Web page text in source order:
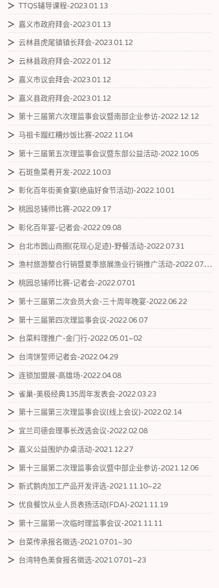
＞ TTQS辅导课程-2023.01.13
＞ 嘉义市政府拜会-2023.01.13
＞ 云林县虎尾镇镇长拜会-2023.01.12
＞ 云林县政府拜会-2022.01.12
＞ 嘉义市议会拜会-2023.01.12
＞ 嘉义县政府拜会-2023.01.12
＞ 第十三届第六次理监事会议暨南部企业参访-2022.12.12
＞ 马祖卡蹓红糟炒饭比赛-2022.11.04
＞ 第十三届第五次理监事会议暨东部公益活动-2022.10.05
＞ 石斑鱼菜肴开发-2022.10.03
＞ 彰化百年街美食宴(绝庙好食节活动)-2022.10.01
＞ 桃园总铺师比赛-2022.09.17
＞ 彰化百年宴-记者会-2022.09.08
＞ 台北市圆山商圈(花现心足迹)-野餐活动-2022.07.31
＞ 渔村旅游整合行销暨夏季旅展渔业行销推广活动-2022.07.15~18
＞ 桃园总铺师比赛-记者会-2022.07.01
＞ 第十三届第二次会员大会-三十周年晚宴-2022.06.22
＞ 第十三届第四次理监事会议-2022.06.07
＞ 台菜料理推广-金门行-2022.05.01~02
＞ 台湾饼誓师记者会-2022.04.29
＞ 连锁加盟展-高雄场-2022.04.08
＞ 雀巢-美极经典135周年发表会-2022.03.23
＞ 第十三届第三次理监事会议(线上会议)-2022.02.14
＞ 宜兰司德会理事长改选会议-2022.02.08
＞ 嘉义公益围炉办桌活动-2021.12.27
＞ 第十三届第二次理监事会议暨中部企业参访-2021.12.06
＞ 新式鹅肉加工产品开发评选-2021.11.10~22
＞ 优良餐饮从业人员表扬活动(FDA)-2021.11.19
＞ 第十三届第一次临时理监事会议-2021.11.11
＞ 台菜传承报名徵选-2021.07.01~30
＞ 台湾特色美食报名徵选-2021.07.01~23